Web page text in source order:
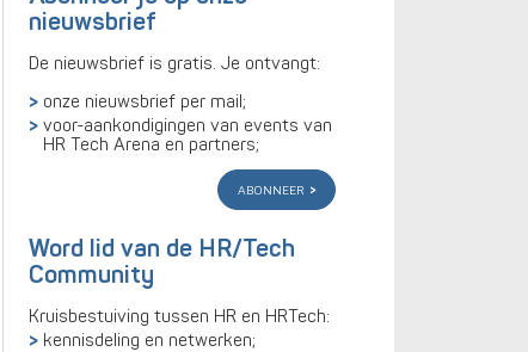
nieuwsbrief
De nieuwsbrief is gratis. Je ontvangt:
onze nieuwsbrief per mail;
voor-aankondigingen van events van
HR Tech Arena en partners;
abonneer
Word lid van de HR/Tech
Community
Kruisbestuiving tussen HR en HRTech:
kennisdeling en netwerken;